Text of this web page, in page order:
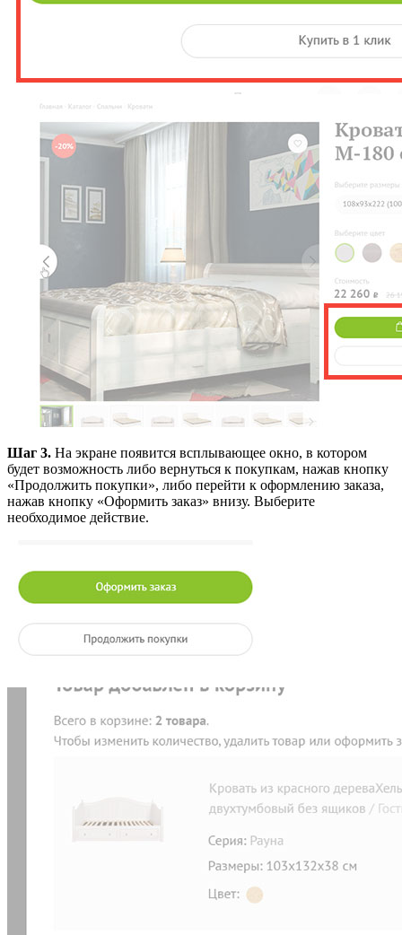
Шаг 3. На экране появится всплывающее окно, в котором
будет возможность либо вернуться к покупкам, нажав кнопку
«Продолжить покупки», либо перейти к оформлению заказа,
нажав кнопку «Оформить заказ» внизу. Выберите
необходимое действие.